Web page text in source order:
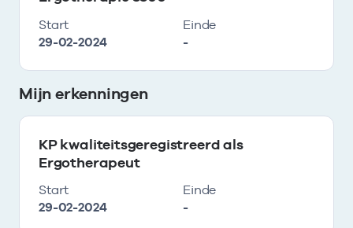
Start
29-02-2024
Einde
-
Mijn erkenningen
KP kwaliteitsgeregistreerd als
Ergotherapeut
Start
29-02-2024
Einde
-